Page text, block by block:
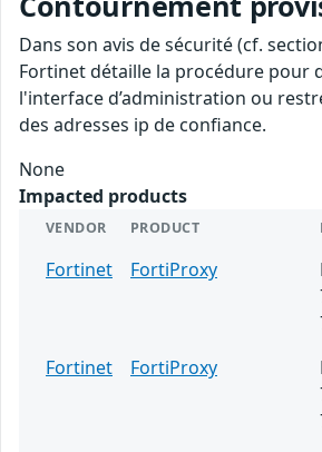
Dans son avis de sécurité (cf.
Fortinet détaille la procédure pour
l'interface d’administration ou
des adresses ip de confiance.
None
Impacted products
VENDOR PRODUCT
Fortinet FortiProxy
Fortinet
FortiProxy